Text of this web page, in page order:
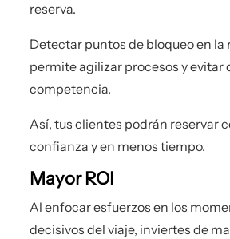
reserva.
Detectar puntos de bloqueo en la
permite agilizar procesos y evitar
competencia.
Así, tus clientes podrán reservar
confianza y en menos tiempo.
Mayor ROI
Al enfocar esfuerzos en los
decisivos del viaje, inviertes de